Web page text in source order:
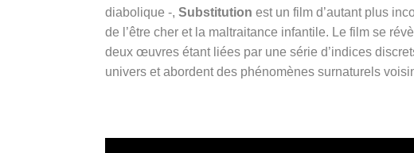
diabolique -, Substitution est un film d’autant plus
de l’être cher et la maltraitance infantile. Le film se
deux œuvres étant liées par une série d’indices
univers et abordent des phénomènes surnaturels